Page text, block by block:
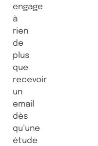
engage
à
rien
de
plus
que
recevoir
un
email
dès
qu’une
étude